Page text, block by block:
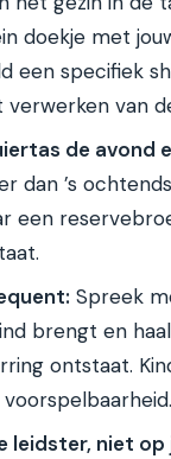
doekje met
een specifiek
van
de avond
dan ’s
een
Spreek
brengt en
ontstaat.
leidster, niet op